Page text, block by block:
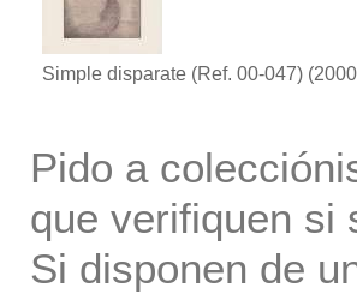
Simple disparate (Ref. 00-047)
Pido a
que verifiquen si
Si disponen de